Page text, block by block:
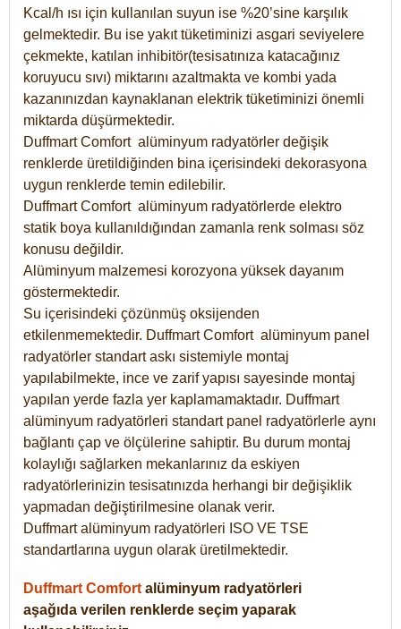
Kcal/h ısı için kullanılan suyun ise %20’sine karşılık
gelmektedir. Bu ise yakıt tüketiminizi asgari seviyelere
çekmekte, katılan inhibitör(tesisatınıza katacağınız
koruyucu sıvı) miktarını azaltmakta ve kombi yada
kazanınızdan kaynaklanan elektrik tüketiminizi önemli
miktarda düşürmektedir.
Duffmart Comfort alüminyum radyatörler değişik
renklerde üretildiğinden bina içerisindeki dekorasyona
uygun renklerde temin edilebilir.
DuffmartComfort alüminyum radyatörlerde elektro
statik boya kullanıldığından zamanla renk solması söz
konusu değildir.
Alüminyum malzemesi korozyona yüksek dayanım
göstermektedir.
Su içerisindeki çözünmüş oksijenden
etkilenmemektedir. DuffmartComfort alüminyum panel
radyatörler standart askı sistemiyle montaj
yapılabilmekte, ince ve zarif yapısı sayesinde montaj
yapılan yerde fazla yer kaplamamaktadır. Duffmart
alüminyum radyatörleri standart panel radyatörlerle aynı
bağlantı çap ve ölçülerine sahiptir. Bu durum montaj
kolaylığı sağlarken mekanlarınız da eskiyen
radyatörlerinizin tesisatınızda herhangi bir değişiklik
yapmadan değiştirilmesine olanak verir.
Duffmart alüminyum radyatörleri ISO VE TSE
standartlarına uygun olarak üretilmektedir.
Duffmart Comfort alüminyum radyatörleri
aşağıda verilen renklerde seçim yaparak